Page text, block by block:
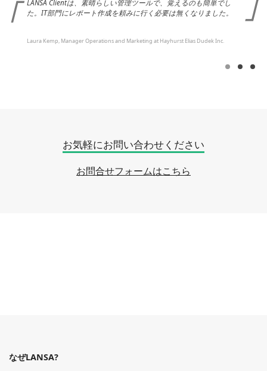
LANSA Clientは、素晴らしい管理ツールで、覚えるのも簡単でし
た。IT部門にレポート作成を頼みに行く必要は無くなりました。
Laura Kemp, Manager Operations and Marketing at Hayhurst Elias Dudek Inc.
お気軽にお問い合わせください
お問合せフォームはこちら
なぜLANSA?